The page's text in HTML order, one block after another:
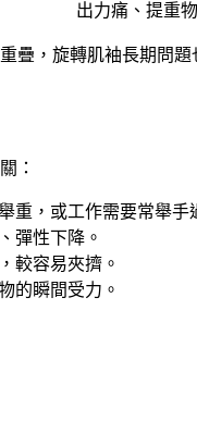
出力痛、提重
疊，旋轉肌袖長期問
：
重，或工作需要常舉手
彈性下降。
較容易夾擠。
的瞬間受力。